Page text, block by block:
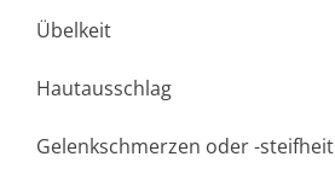
Übelkeit
Hautausschlag
Gelenkschmerzen oder -steifheit